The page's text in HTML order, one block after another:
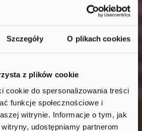
Szczegóły O plikach cookies
z plików cookie
cookie do spersonalizowania treści
funkcje społecznościowe i
witrynie. Informacje o tym, jak
udostępniamy partnerom
News.
2025